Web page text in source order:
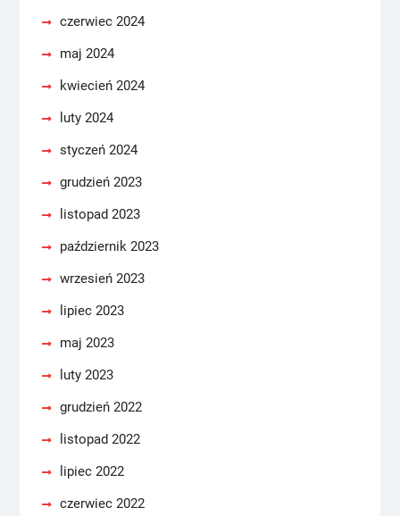
czerwiec 2024
maj 2024
kwiecień 2024
luty 2024
styczeń 2024
grudzień 2023
listopad 2023
październik 2023
wrzesień 2023
lipiec 2023
maj 2023
luty 2023
grudzień 2022
listopad 2022
lipiec 2022
czerwiec 2022